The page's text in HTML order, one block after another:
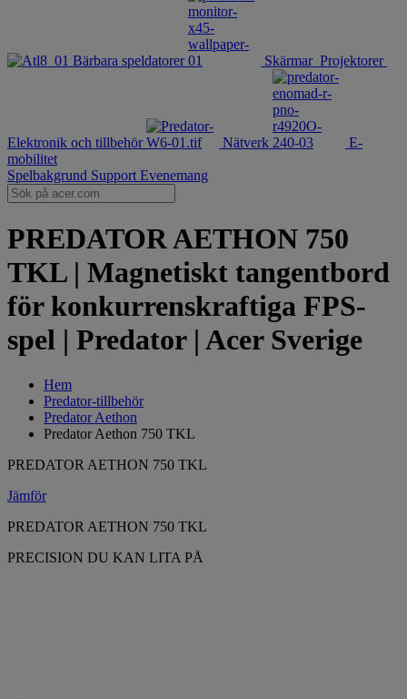
Bärbara speldatorer Skärmar Projektorer
Elektronik och tillbehör Nätverk
E-
mobilitet
Spelbakgrund Support Evenemang
PREDATOR AETHON 750
TKL | Magnetiskt tangentbord
för konkurrenskraftiga FPS-
spel | Predator | Acer Sverige
Hem
Predator-tillbehör
Predator Aethon
Predator Aethon 750 TKL
PREDATOR AETHON 750 TKL
Jämför
PREDATOR AETHON 750 TKL
PRECISION DU KAN LITA PÅ